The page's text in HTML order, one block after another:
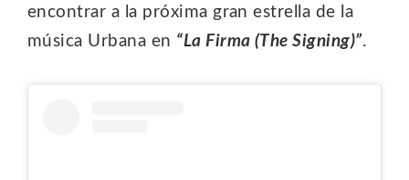
encontrar a la próxima gran estrella de la
música Urbana en “La Firma (The Signing)”.